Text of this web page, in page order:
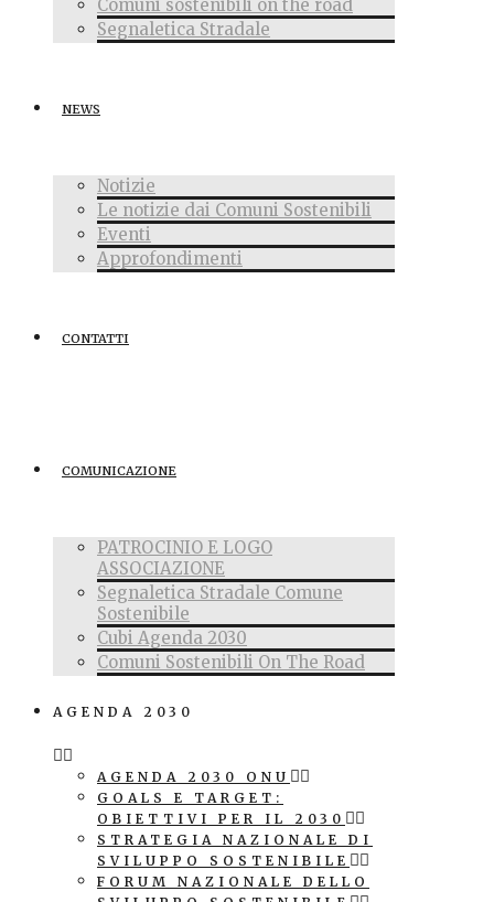
Comuni sostenibili on the road
Segnaletica Stradale
NEWS
Notizie
Le notizie dai Comuni Sostenibili
Eventi
Approfondimenti
CONTATTI
COMUNICAZIONE
PATROCINIO E LOGO
ASSOCIAZIONE
Segnaletica Stradale Comune
Sostenibile
Cubi Agenda 2030
Comuni Sostenibili On The Road
AGENDA 2030
AGENDA 2030 ONU
GOALS E TARGET:
OBIETTIVI PER IL 2030
STRATEGIA NAZIONALE DI
SVILUPPO SOSTENIBILE
FORUM NAZIONALE DELLO